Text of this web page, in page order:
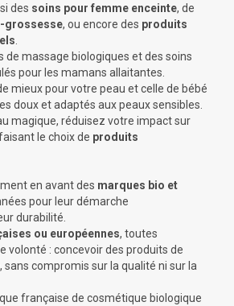
des soins pour femme enceinte, de
grossesse, ou encore des produits
.
de massage biologiques et des soins
pour les mamans allaitantes.
mieux pour votre peau et celle de bébé
doux et adaptés aux peaux sensibles.
magique, réduisez votre impact sur
le choix de produits
en avant des marques bio et
pour leur démarche
durabilité.
ou européennes, toutes
volonté : concevoir des produits de
compromis sur la qualité ni sur la
française de cosmétique biologique